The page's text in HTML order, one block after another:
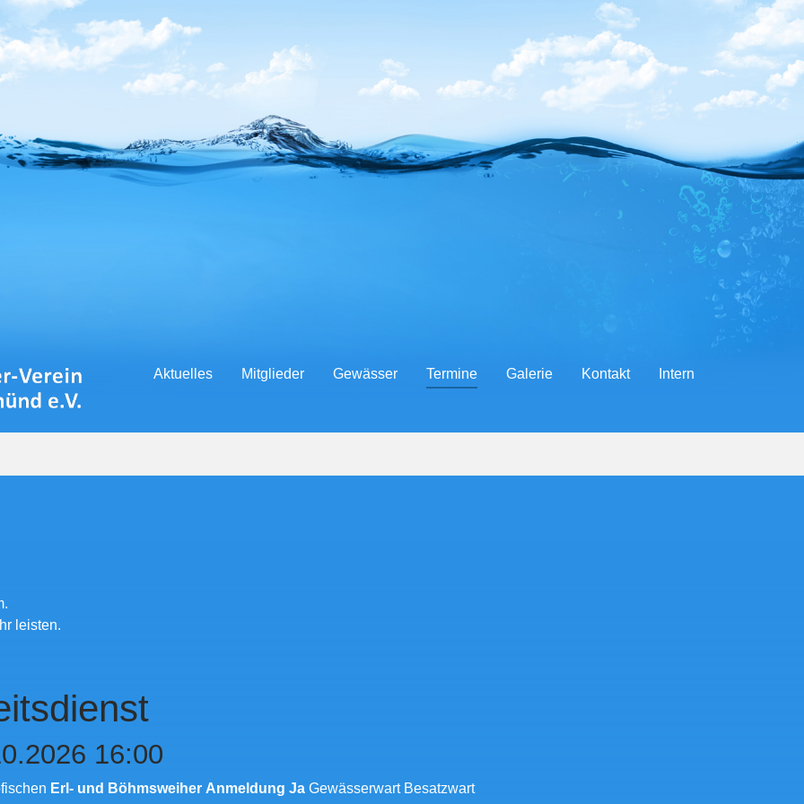
Aktuelles Mitglieder Gewässer Termine Galerie Kontakt Intern
leisten.
16:00
Erl- und Böhmsweiher Anmeldung Ja Gewässerwart Besatzwart